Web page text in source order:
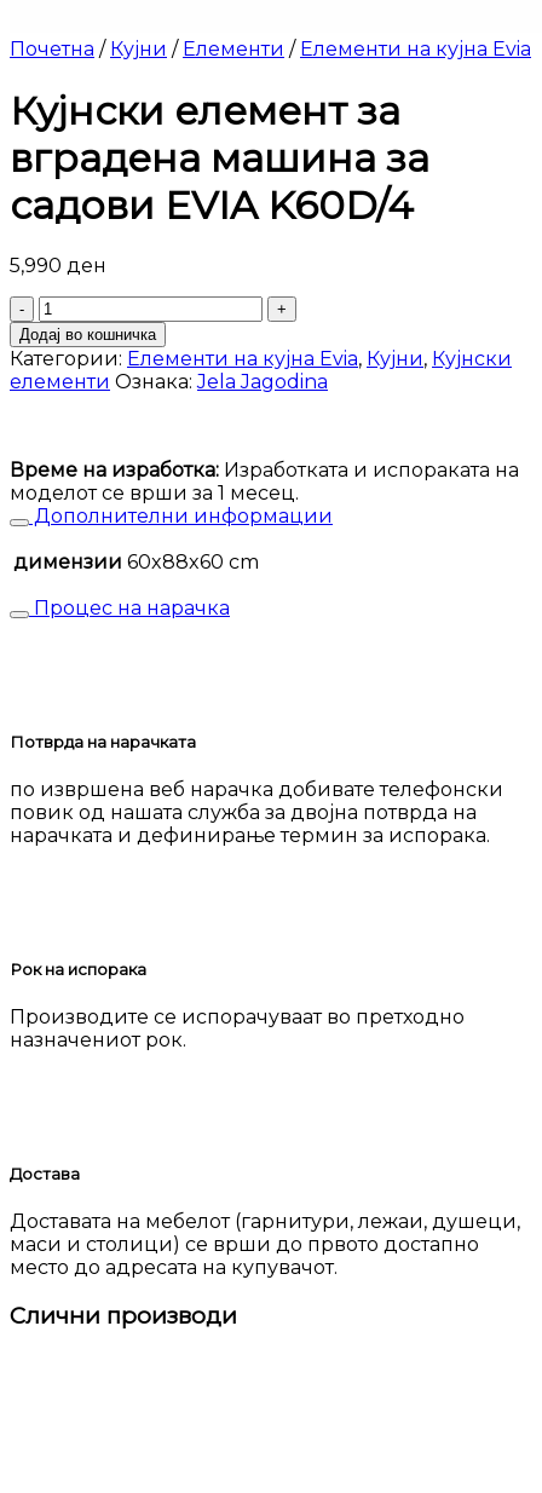
Почетна / Кујни / Елементи / Елементи на кујна Evia
Кујнски елемент за
вградена машина за
садови EVIA K60D/4
5,990 ден
Кујнски
елемент
за
вградена
EVIA
K60D/4
количина
Додај во кошничка
Категории: Елементи на кујна Evia, Кујни, Кујнски
елементи Ознака:Jela Jagodina
Време на изработка: Изработката и испораката на
моделот се врши за 1 месец.
Дополнителни информации
димензии 60x88x60 cm
Процес на нарачка
Потврда на нарачката
по извршена веб нарачка добивате телефонски
повик од нашата служба за двојна потврда на
нарачката и дефинирање термин за испорака.
Рок на испорака
Производите се испорачуваат во претходно
назначениот рок.
Достава
Доставата на мебелот (гарнитури, лежаи, душеци,
маси и столици) се врши до првото достапно
место до адресата на купувачот.
Слични производи